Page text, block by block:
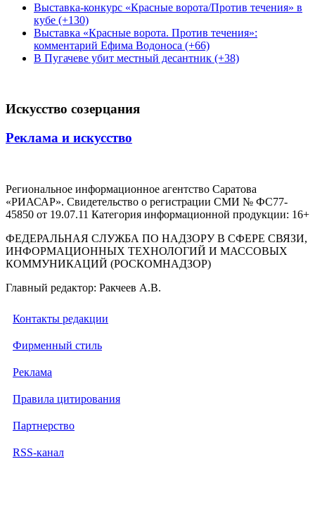
Выставка-конкурс «Красные ворота/Против течения» в
кубе (+130)
Выставка «Красные ворота. Против течения»:
комментарий Ефима Водоноса (+66)
В Пугачеве убит местный десантник (+38)
Искусство созерцания
Реклама и искусство
Региональное информационное агентство Саратова
«РИАСАР». Свидетельство о регистрации СМИ № ФС77-
45850 от 19.07.11 Категория информационной продукции: 16+
ФЕДЕРАЛЬНАЯ СЛУЖБА ПО НАДЗОРУ В СФЕРЕ СВЯЗИ,
ИНФОРМАЦИОННЫХ ТЕХНОЛОГИЙ И МАССОВЫХ
КОММУНИКАЦИЙ (РОСКОМНАДЗОР)
Главный редактор: Ракчеев А.В.
Контакты редакции
Фирменный стиль
Реклама
Правила цитирования
Партнерство
RSS-канал